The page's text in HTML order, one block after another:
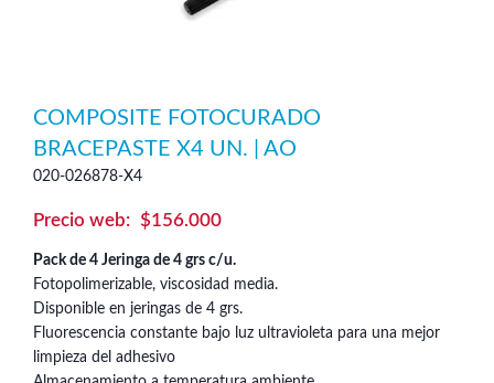
COMPOSITE FOTOCURADO
BRACEPASTE X4 UN. | AO
020-026878-X4
$156.000
Pack de 4 Jeringa de 4 grs c/u.
Fotopolimerizable, viscosidad media.
Disponible en jeringas de 4 grs.
Fluorescencia constante bajo luz ultravioleta para una mejor
limpieza del adhesivo